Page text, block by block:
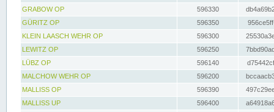
GRABOW OP
596330
GÜRITZ OP
596350
KLEIN LAASCH WEHR OP
596300
LEWITZ OP
596250
LÜBZ OP
596140
MALCHOW WEHR OP
596200
MALLISS OP
596390
MALLISS UP
596400